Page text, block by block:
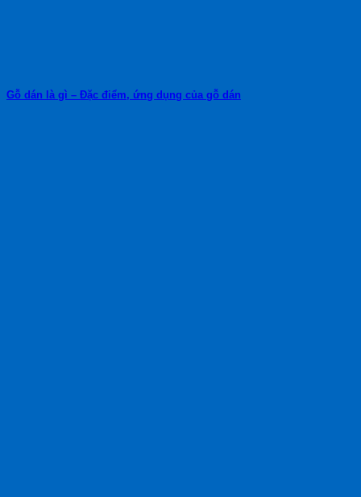
Gỗ dán là gì – Đặc điểm, ứng dụng của gỗ dán